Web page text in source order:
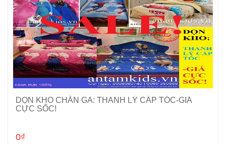
Cho vào giỏ hàng
DỌN KHO CHĂN GA: THANH LÝ CẤP TỐC-GIÁ
CỰC SỐC!
0₫